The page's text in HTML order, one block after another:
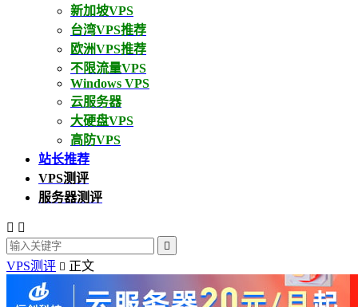
新加坡VPS
台湾VPS推荐
欧洲VPS推荐
不限流量VPS
Windows VPS
云服务器
大硬盘VPS
高防VPS
站长推荐
VPS测评
服务器测评
 

VPS测评  正文